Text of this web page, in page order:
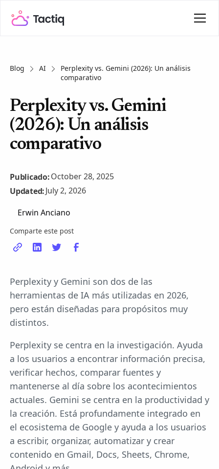
Blog AI
Perplexity vs. Gemini (2026): Un análisis
comparativo
Perplexity vs. Gemini
(2026): Un análisis
comparativo
Publicado:October 28, 2025
Updated:July 2, 2026
Erwin Anciano
Comparte este post
Perplexity y Gemini son dos de las
herramientas de IA más utilizadas en 2026,
pero están diseñadas para propósitos muy
distintos.
Perplexity se centra en la investigación. Ayuda
a los usuarios a encontrar información precisa,
verificar hechos, comparar fuentes y
mantenerse al día sobre los acontecimientos
actuales. Gemini se centra en la productividad y
la creación. Está profundamente integrado en
el ecosistema de Google y ayuda a los usuarios
a escribir, organizar, automatizar y crear
contenido en Gmail, Docs, Sheets, Chrome,